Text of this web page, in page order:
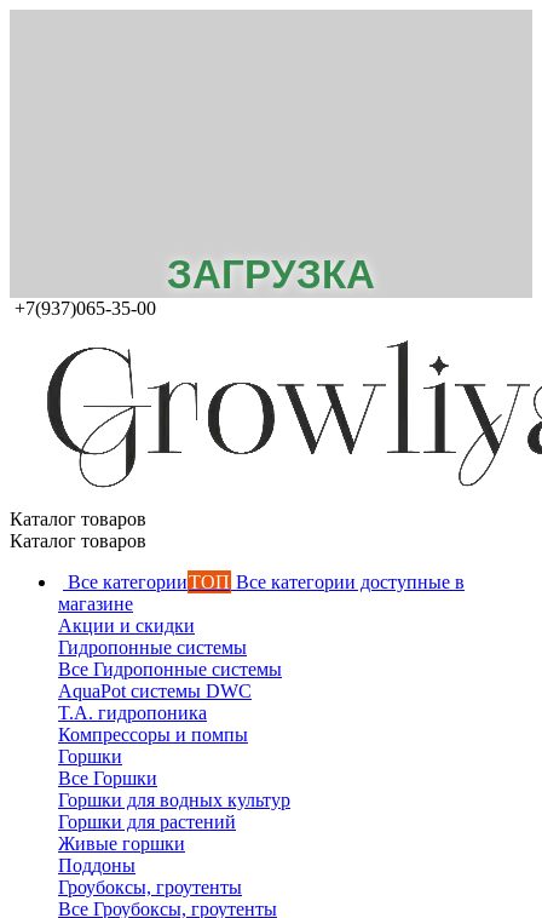
ЗАГРУЗКА
+7(937)065-35-00
Каталог товаров
Каталог товаров
Все категорииТОП Все категории доступные в
магазине
Акции и скидки
Гидропонные системы
Все Гидропонные системы
AquaPot системы DWC
T.A. гидропоника
Компрессоры и помпы
Горшки
Все Горшки
Горшки для водных культур
Горшки для растений
Живые горшки
Поддоны
Гроубоксы, гроутенты
Все Гроубоксы, гроутенты